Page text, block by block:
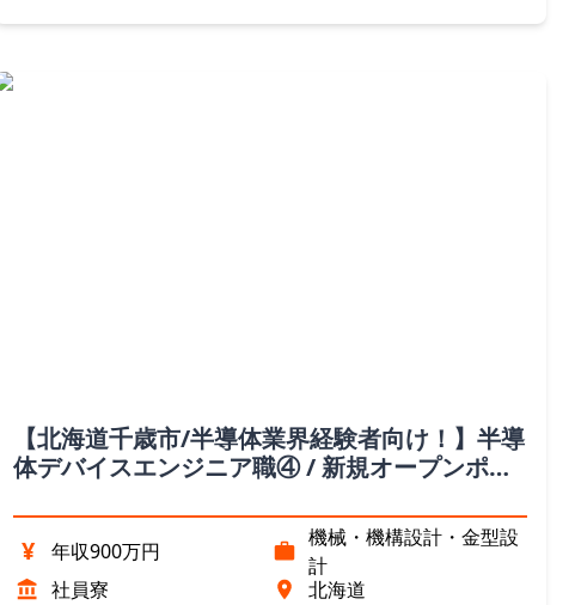
【北海道千歳市/半導体業界経験者向け！】半導
体デバイスエンジニア職④ / 新規オープンポジ
¥
年収900万円
機械・機構設計・金型設
計
社員寮
北海道